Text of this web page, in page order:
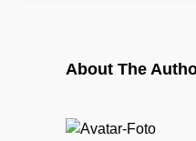
About The